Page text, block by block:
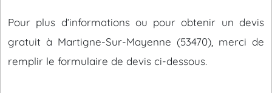
Pour plus d’informations ou pour obtenir un devis
gratuit à Martigne-Sur-Mayenne (53470), merci de
remplir le formulaire de devis ci-dessous.